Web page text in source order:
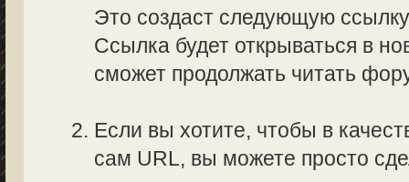
Это создаст следующую
Ссылка будет открываться в
сможет продолжать читать
Если вы хотите, чтобы в
сам URL, вы можете просто